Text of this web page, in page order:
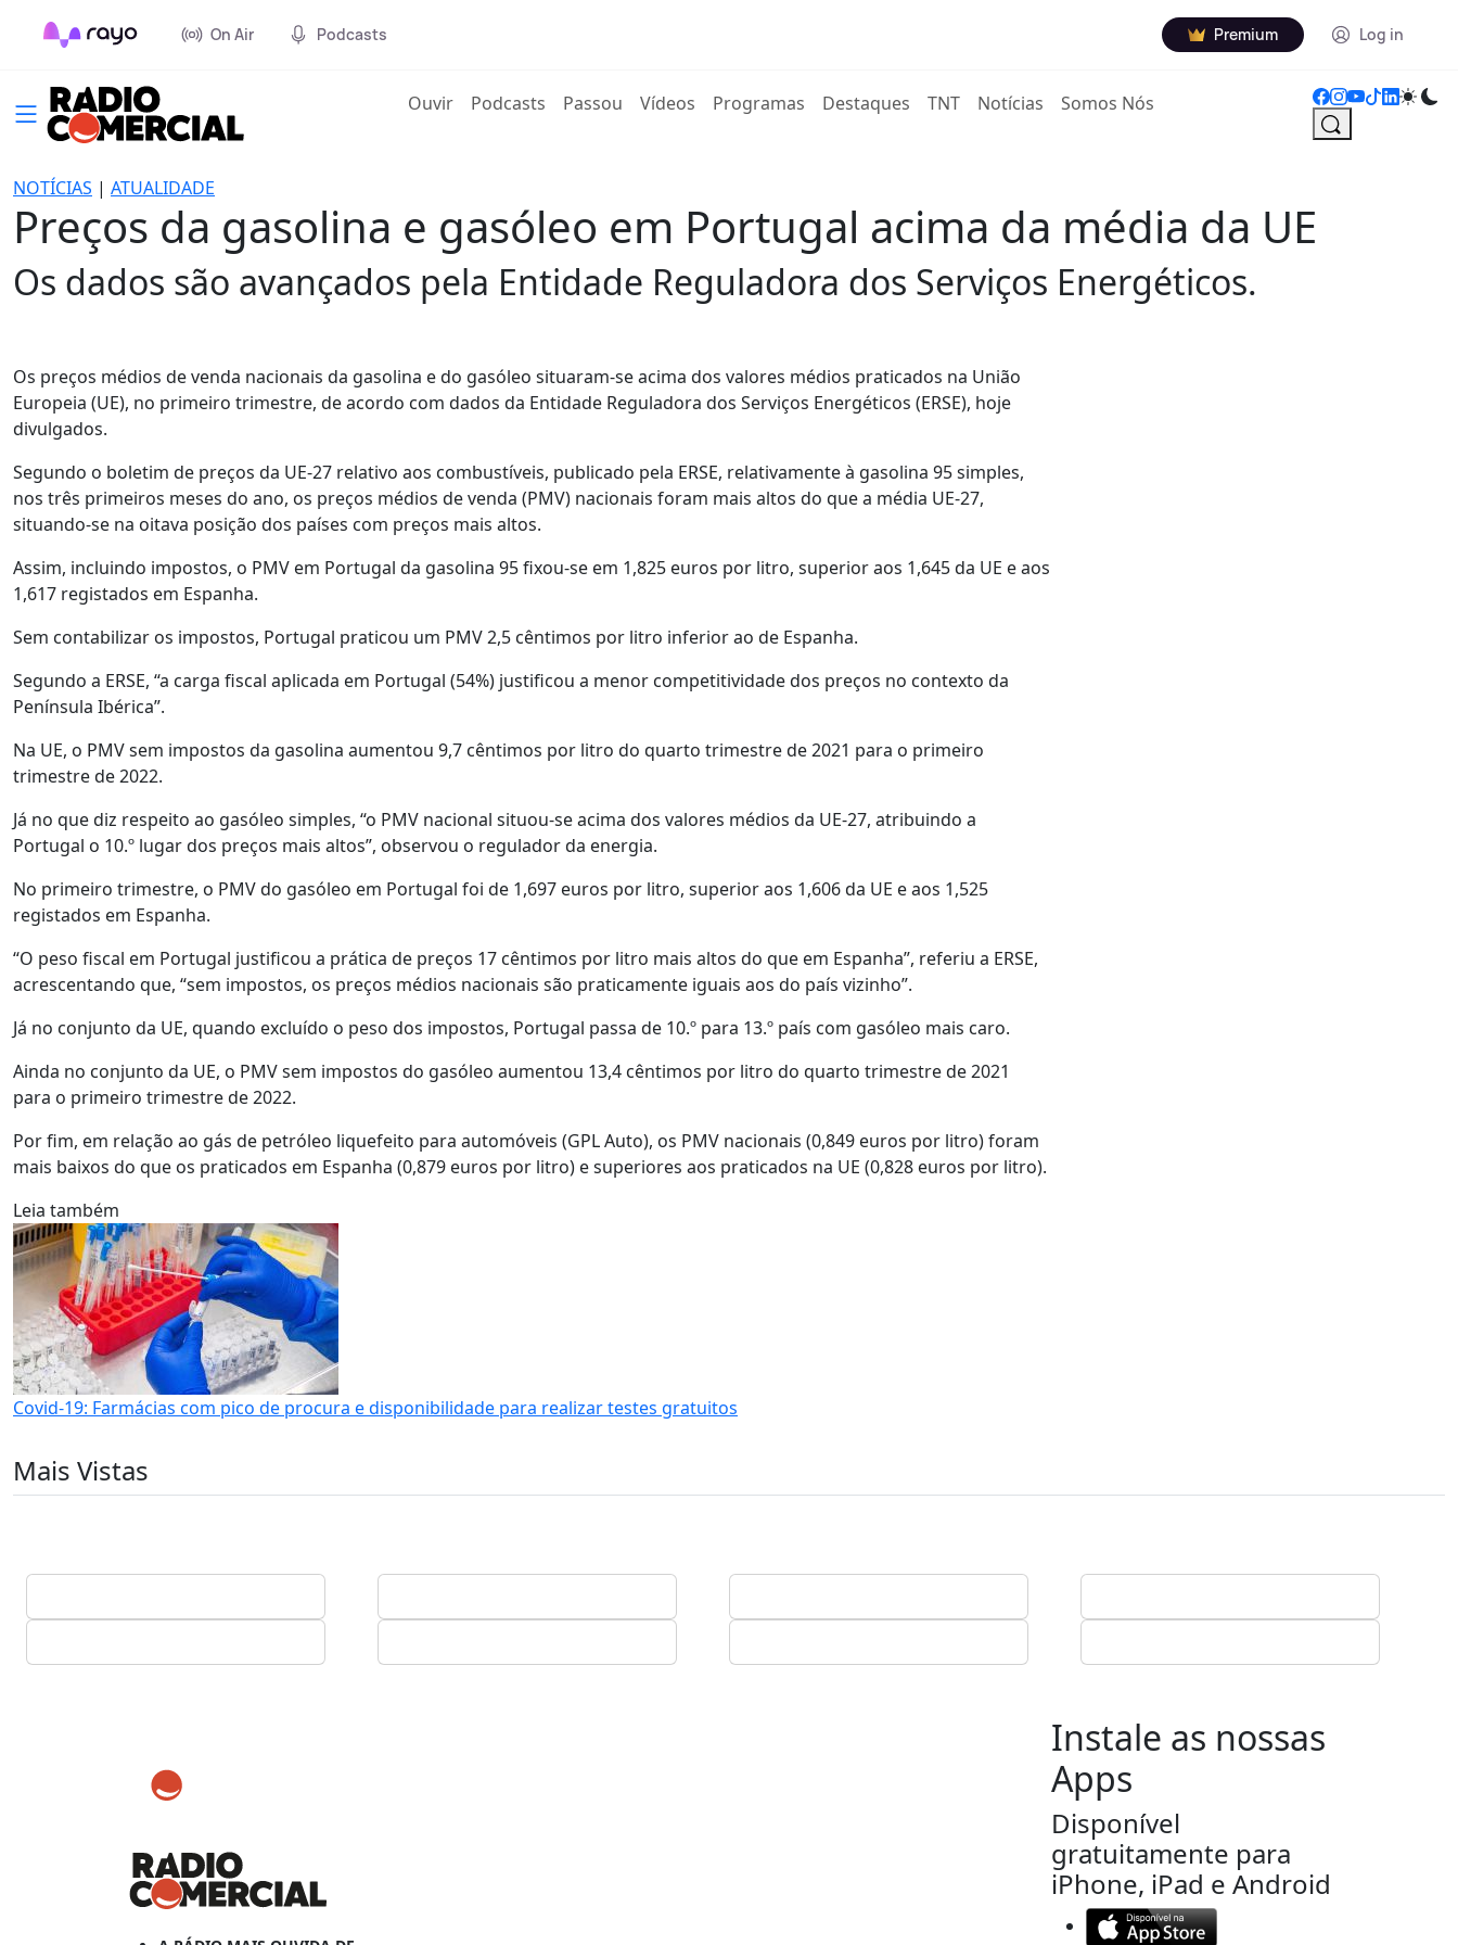
On Air Podcasts Premium Log in
Ouvir(current)
Podcasts Passou Vídeos Programas Destaques TNT Notícias Somos Nós
NOTÍCIAS | ATUALIDADE
Preços da gasolina e gasóleo em Portugal acima da média da UE
Os dados são avançados pela Entidade Reguladora dos Serviços Energéticos.
Os preços médios de venda nacionais da gasolina e do gasóleo situaram-se acima dos valores médios praticados na União
Europeia (UE), no primeiro trimestre, de acordo com dados da Entidade Reguladora dos Serviços Energéticos (ERSE), hoje
divulgados.
Segundo o boletim de preços da UE-27 relativo aos combustíveis, publicado pela ERSE, relativamente à gasolina 95 simples,
nos três primeiros meses do ano, os preços médios de venda (PMV) nacionais foram mais altos do que a média UE-27,
situando-se na oitava posição dos países com preços mais altos.
Assim, incluindo impostos, o PMV em Portugal da gasolina 95 fixou-se em 1,825 euros por litro, superior aos 1,645 da UE e aos
1,617 registados em Espanha.
Sem contabilizar os impostos, Portugal praticou um PMV 2,5 cêntimos por litro inferior ao de Espanha.
Segundo a ERSE, “a carga fiscal aplicada em Portugal (54%) justificou a menor competitividade dos preços no contexto da
Península Ibérica”.
Na UE, o PMV sem impostos da gasolina aumentou 9,7 cêntimos por litro do quarto trimestre de 2021 para o primeiro
trimestre de 2022.
Já no que diz respeito ao gasóleo simples, “o PMV nacional situou-se acima dos valores médios da UE-27, atribuindo a
Portugal o 10.º lugar dos preços mais altos”, observou o regulador da energia.
No primeiro trimestre, o PMV do gasóleo em Portugal foi de 1,697 euros por litro, superior aos 1,606 da UE e aos 1,525
registados em Espanha.
“O peso fiscal em Portugal justificou a prática de preços 17 cêntimos por litro mais altos do que em Espanha”, referiu a ERSE,
acrescentando que, “sem impostos, os preços médios nacionais são praticamente iguais aos do país vizinho”.
Já no conjunto da UE, quando excluído o peso dos impostos, Portugal passa de 10.º para 13.º país com gasóleo mais caro.
Ainda no conjunto da UE, o PMV sem impostos do gasóleo aumentou 13,4 cêntimos por litro do quarto trimestre de 2021
para o primeiro trimestre de 2022.
Por fim, em relação ao gás de petróleo liquefeito para automóveis (GPL Auto), os PMV nacionais (0,849 euros por litro) foram
mais baixos do que os praticados em Espanha (0,879 euros por litro) e superiores aos praticados na UE (0,828 euros por litro).
Leia também
Covid-19: Farmácias com pico de procura e disponibilidade para realizar testes gratuitos
Mais Vistas
Instale as nossas
Apps
Disponível
gratuitamente para
iPhone, iPad e Android